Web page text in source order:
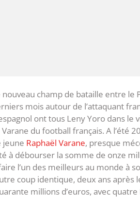
nouveau champ de bataille entre le
mois autour de l’attaquant
ont tous Leny Yoro dans le
du football français. A l’été
jeune Raphaël Varane, presque
à débourser la somme de onze
l’un des meilleurs au monde à
coup identique, deux ans après
millions d’euros, avec quatre